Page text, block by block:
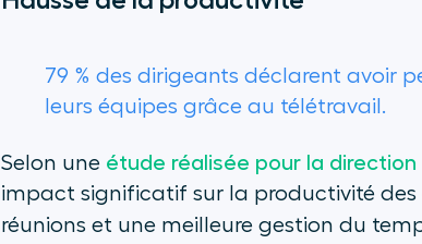
79 % des dirigeants déclarent avoir
leurs équipes grâce au télétravail.
Selon une étude réalisée pour la
impact significatif sur la productivité
réunions et une meilleure gestion du